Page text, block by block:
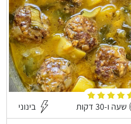
שעה ו-30 דקות בינוני